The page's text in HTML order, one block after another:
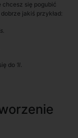
chcesz się pogubić
jakiś przykład:
do ‘ll.